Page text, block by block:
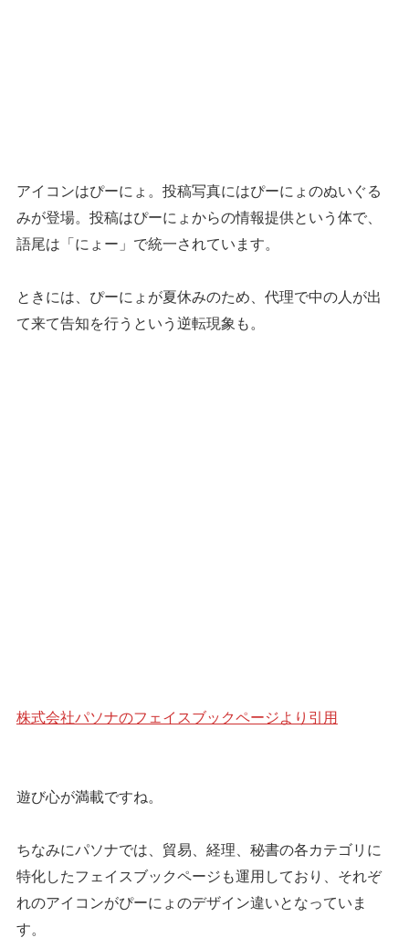
アイコンはぴーにょ。投稿写真にはぴーにょのぬいぐる
みが登場。投稿はぴーにょからの情報提供という体で、
語尾は「にょー」で統一されています。
ときには、ぴーにょが夏休みのため、代理で中の人が出
て来て告知を行うという逆転現象も。
株式会社パソナのフェイスブックページより引用
遊び心が満載ですね。
ちなみにパソナでは、貿易、経理、秘書の各カテゴリに
特化したフェイスブックページも運用しており、それぞ
れのアイコンがぴーにょのデザイン違いとなっていま
す。